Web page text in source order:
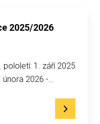
2025/2026
pololetí: 1. září 2025
února 2026 -…